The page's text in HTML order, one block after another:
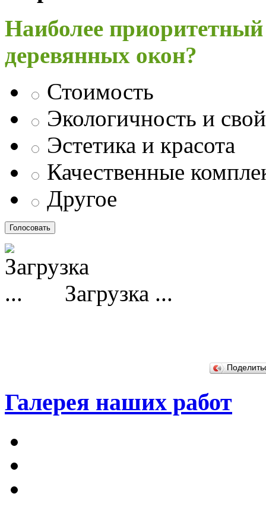
Наиболее
деревянных окон?
Стоимость
Экологичность и
Эстетика и красота
Качественные
Другое
Загрузка ...
Галерея наших работ